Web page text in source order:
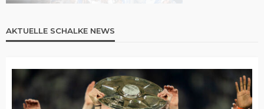
AKTUELLE SCHALKE NEWS